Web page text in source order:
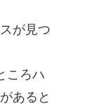
が見つ
ころハ
あると